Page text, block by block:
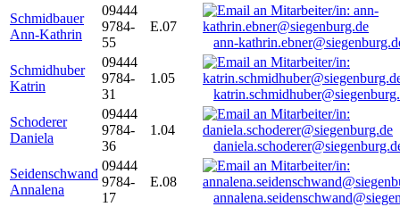
Schmidbauer
Ann-Kathrin
09444
9784-
55
E.07
ann-
Schmidhuber
Katrin
09444
9784-
31
1.05
Schoderer
Daniela
09444
9784-
36
1.04
Seidenschwand
Annalena
09444
9784-
17
E.08